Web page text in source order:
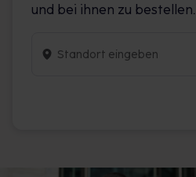
und bei ihnen zu bestellen.